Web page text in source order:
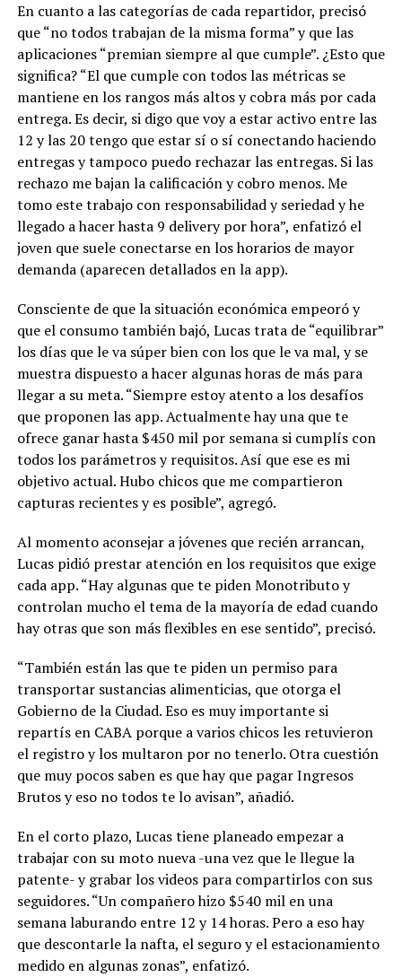
En cuanto a las categorías de cada repartidor, precisó
que “no todos trabajan de la misma forma” y que las
aplicaciones “premian siempre al que cumple”. ¿Esto que
significa? “El que cumple con todos las métricas se
mantiene en los rangos más altos y cobra más por cada
entrega. Es decir, si digo que voy a estar activo entre las
12 y las 20 tengo que estar sí o sí conectando haciendo
entregas y tampoco puedo rechazar las entregas. Si las
rechazo me bajan la calificación y cobro menos. Me
tomo este trabajo con responsabilidad y seriedad y he
llegado a hacer hasta 9 delivery por hora”, enfatizó el
joven que suele conectarse en los horarios de mayor
demanda (aparecen detallados en la app).
Consciente de que la situación económica empeoró y
que el consumo también bajó, Lucas trata de “equilibrar”
los días que le va súper bien con los que le va mal, y se
muestra dispuesto a hacer algunas horas de más para
llegar a su meta. “Siempre estoy atento a los desafíos
que proponen las app. Actualmente hay una que te
ofrece ganar hasta $450 mil por semana si cumplís con
todos los parámetros y requisitos. Así que ese es mi
objetivo actual. Hubo chicos que me compartieron
capturas recientes y es posible”, agregó.
Al momento aconsejar a jóvenes que recién arrancan,
Lucas pidió prestar atención en los requisitos que exige
cada app. “Hay algunas que te piden Monotributo y
controlan mucho el tema de la mayoría de edad cuando
hay otras que son más flexibles en ese sentido”, precisó.
“También están las que te piden un permiso para
transportar sustancias alimenticias, que otorga el
Gobierno de la Ciudad. Eso es muy importante si
repartís en CABA porque a varios chicos les retuvieron
el registro y los multaron por no tenerlo. Otra cuestión
que muy pocos saben es que hay que pagar Ingresos
Brutos y eso no todos te lo avisan”, añadió.
En el corto plazo, Lucas tiene planeado empezar a
trabajar con su moto nueva -una vez que le llegue la
patente- y grabar los videos para compartirlos con sus
seguidores. “Un compañero hizo $540 mil en una
semana laburando entre 12 y 14 horas. Pero a eso hay
que descontarle la nafta, el seguro y el estacionamiento
medido en algunas zonas”, enfatizó.